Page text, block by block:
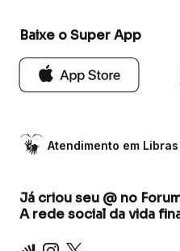
Baixe o Super App
Atendimento em Libras
Já criou seu @ no
A rede social da vida
Inter Instagram
X